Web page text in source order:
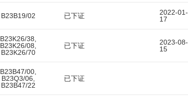
B23B19/02 已下证
2022-01-
17
B23K26/38,
B23K26/08,
B23K26/70
已下证
2023-08-
15
B23B47/00,
B23Q3/06,
B23B47/22
已下证